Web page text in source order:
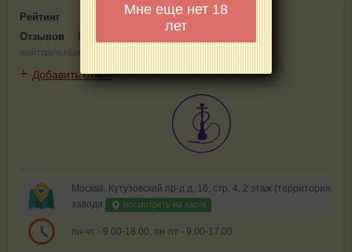
Мне еще нет 18
лет
Рейтинг
0(0)
Отзывов
0
нейтральных
+ Добавить отзыв
Москва, Кутузовский пр-д д. 16, стр. 4, 2 этаж (территория
завода
посмотреть на карте
пн-чт - 9.00-18.00, пн-пт - 9.00-17.00